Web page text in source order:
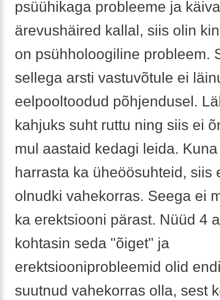
psüühikaga probleeme ja
ärevushäired kallal, siis olin
on psühholoogiline probleem.
sellega arsti vastuvõtule ei
eelpooltoodud põhjendusel.
kahjuks suht ruttu ning siis ei
mul aastaid kedagi leida.
harrasta ka üheöösuhteid, siis
olnudki vahekorras. Seega ei
ka erektsiooni pärast. Nüüd 4
kohtasin seda "õiget" ja
erektsiooniprobleemid olid
suutnud vahekorras olla, sest